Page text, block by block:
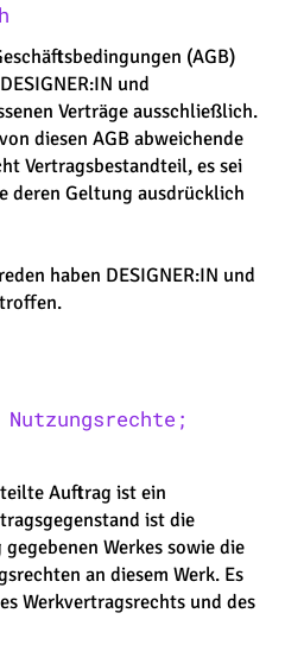
(AGB)
und
Verträge ausschließlich.
diesen AGB abweichende
Vertragsbestandteil, es sei
deren Geltung ausdrücklich
haben DESIGNER:IN und
Auftrag ist ein
ist die
Werkes sowie die
an diesem Werk. Es
Werkvertragsrechts und des